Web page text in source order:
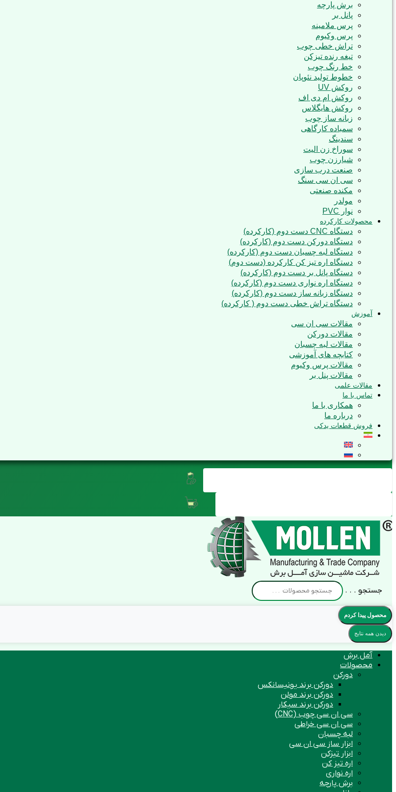
برش پارچه
پانل بر
پرس ملامینه
پرس وکیوم
تراش خطی چوب
تیغه رنده تیزکن
خط رنگ چوب
خطوط تولید نئوپان
روکش UV
روکش ام دی اف
روکش هایگلاس
زبانه ساز چوب
سمباده کارگاهی
سندینگ
سوراخ زن الیت
شیارزن چوب
صنعت درب سازی
سی ان سی سنگ
مکنده صنعتی
مولدر
نوار PVC
محصولات کارکرده
دستگاه CNC دست دوم (کارکرده)
دستگاه دورکن دست دوم (کارکرده)
دستگاه لبه چسبان دست دوم (کارکرده)
دستگاه اره تیز کن کارکرده (دست دوم)
دستگاه پانل بر دست دوم (کارکرده)
دستگاه اره نواری دست دوم (کارکرده)
دستگاه زبانه ساز دست دوم (کارکرده)
دستگاه تراش خطی دست دوم ( کارکرده)
آموزش
مقالات سی ان سی
مقالات دورکن
مقالات لبه چسبان
کتابچه های آموزشی
مقالات پرس وکیوم
مقالات پنل بر
مقالات علمی
تماس با ما
همکاری با ما
درباره ما
فروش قطعات یدکی
جستجو . . .
محصول پیدا کردم
دیدن همه نتایج
آمل برش
محصولات
دورکن
دورکن برند یونیسانکس
دورکن برند مولن
دورکن برند سیکار
سی ان سی چوب (CNC)
سی ان سی خراطی
لبه چسبان
ابزار ساز سی ان سی
ابزار تیزکن
اره تیز کن
اره نواری
برش پارچه